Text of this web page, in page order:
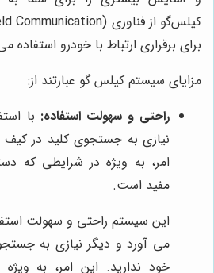
برای برقراری ارتباط با خودرو استفاده
مزایای سیستم کیلس گو عبارتند از:
راحتی و سهولت استفاده: با
نیازی به جستجوی کلید در
امر، به ویژه در شرایطی که
مفید است.
این سیستم راحتی و سهولت
می آورد و دیگر نیازی به
خود ندارید. این امر، به